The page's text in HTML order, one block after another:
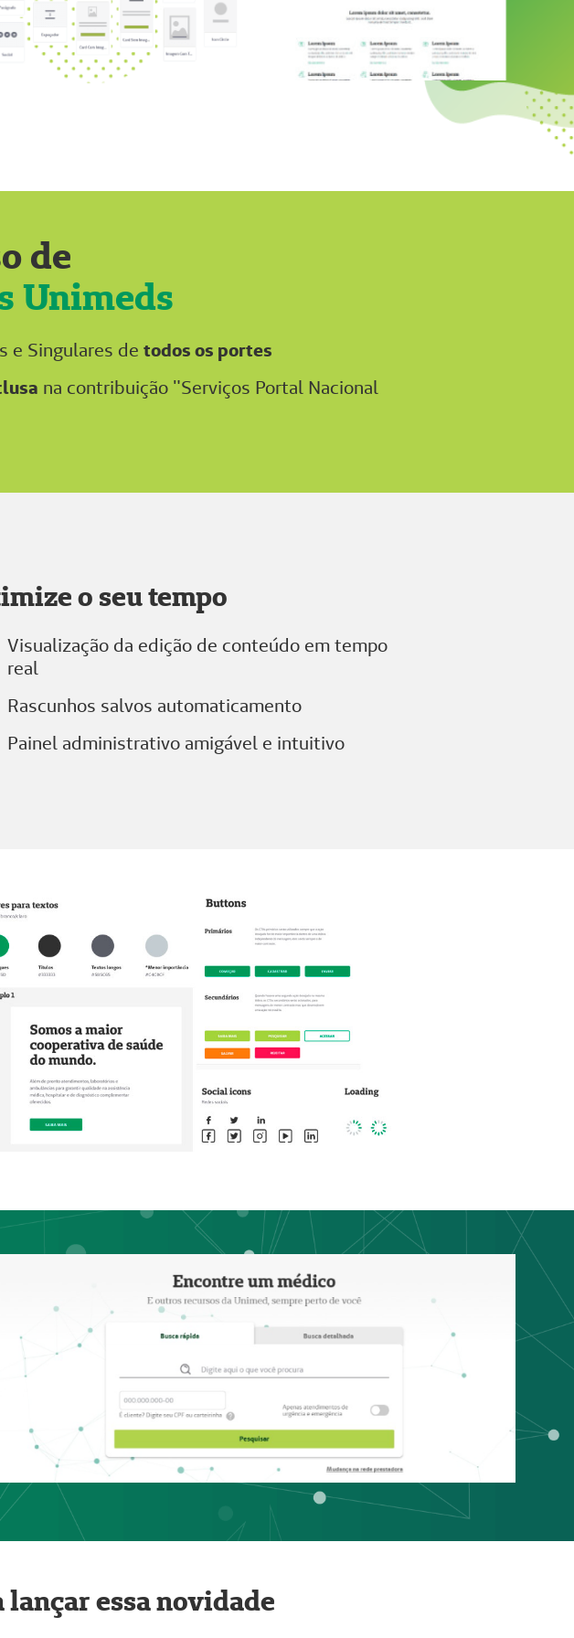
de
Unimeds
e Singulares de todos os portes
na contribuição "Serviços Portal Nacional
o seu tempo
Visualização da edição de conteúdo em tempo
real
Rascunhos salvos automaticamento
Painel administrativo amigável e intuitivo
essa novidade